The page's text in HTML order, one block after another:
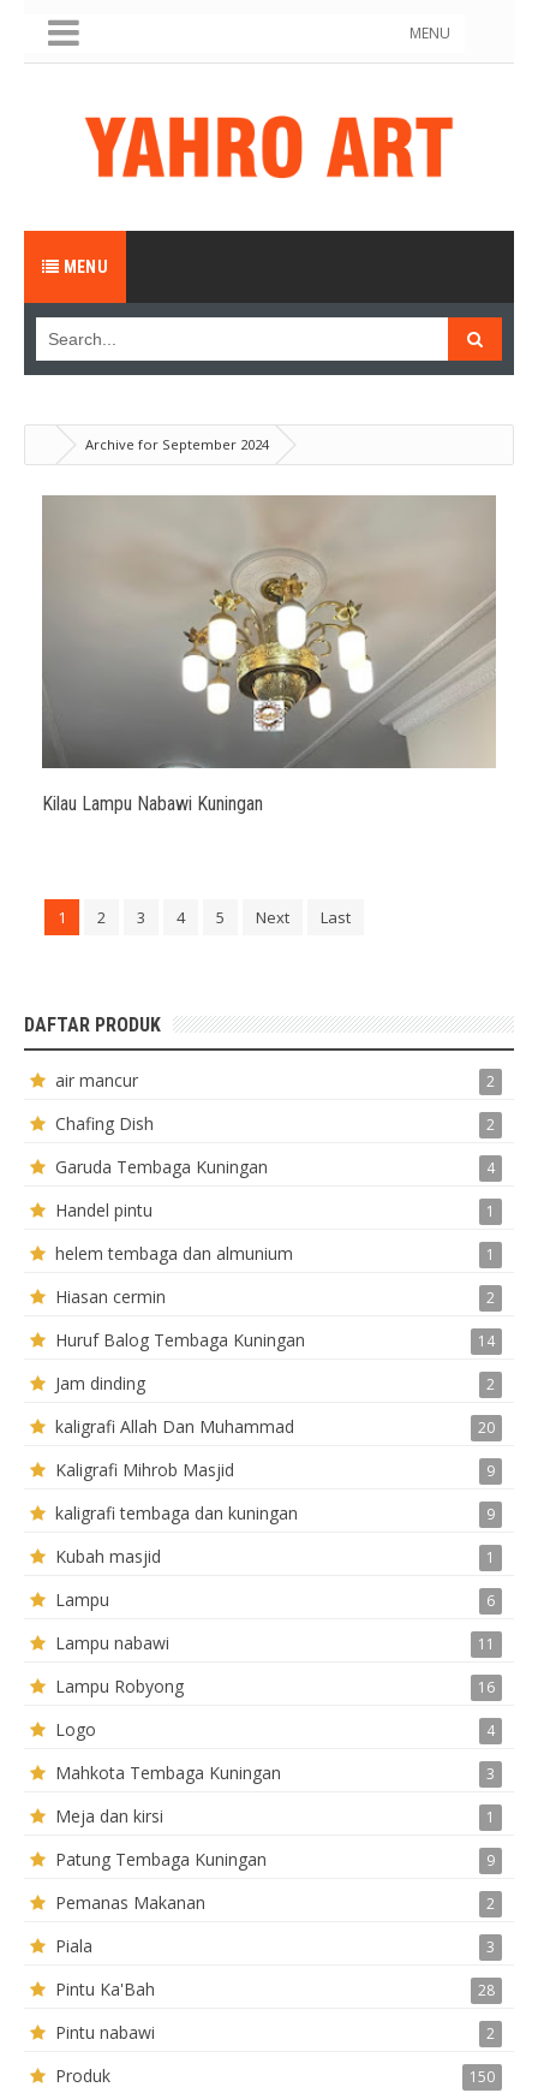
MENU
MENU
Archive for September 2024
Kilau Lampu Nabawi Kuningan
1 2 3 4 5 Next Last
DAFTAR PRODUK
air mancur 2
Chafing Dish 2
Garuda Tembaga Kuningan 4
Handel pintu 1
helem tembaga dan almunium 1
Hiasan cermin 2
Huruf Balog Tembaga Kuningan 14
Jam dinding 2
kaligrafi Allah Dan Muhammad 20
Kaligrafi Mihrob Masjid 9
kaligrafi tembaga dan kuningan 9
Kubah masjid 1
Lampu 6
Lampu nabawi 11
Lampu Robyong 16
Logo 4
Mahkota Tembaga Kuningan 3
Meja dan kirsi 1
Patung Tembaga Kuningan 9
Pemanas Makanan 2
Piala 3
Pintu Ka'Bah 28
Pintu nabawi 2
Produk 150